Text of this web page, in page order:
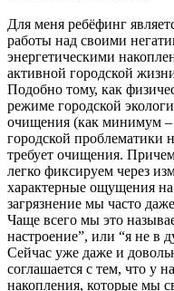
Для меня ребёфинг
работы над своими
энергетическими
активной городской
Подобно тому, как
режиме городской
очищения (как минимум –
городской проблематики
требует очищения.
легко фиксируем через
характерные ощущения
загрязнение мы часто
Чаще всего мы это
настроение”, или “я не в
Сейчас уже даже и
соглашается с тем, что у
накопления, которые мы